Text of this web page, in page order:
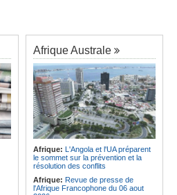
Afrique Australe
Afrique: L'Angola et l'UA préparent
le sommet sur la prévention et la
résolution des conflits
Afrique: Revue de presse de
l'Afrique Francophone du 06 aout